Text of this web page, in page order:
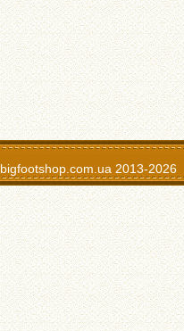
bigfootshop.com.ua 2013-2026